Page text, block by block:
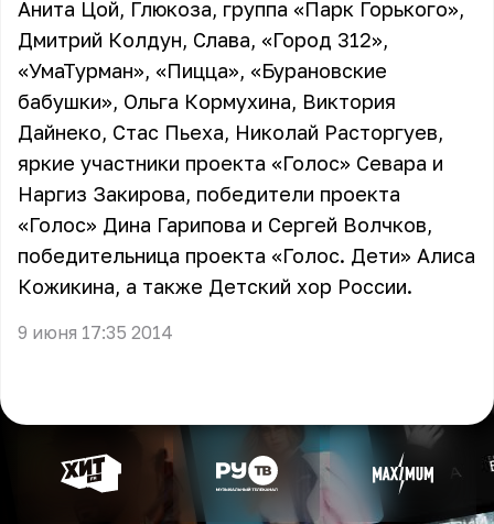
Анита Цой, Глюкоза, группа «Парк Горького»,
Дмитрий Колдун, Слава, «Город 312»,
«УмаТурман», «Пицца», «Бурановские
бабушки», Ольга Кормухина, Виктория
Дайнеко, Стас Пьеха, Николай Расторгуев,
яркие участники проекта «Голос» Севара и
Наргиз Закирова, победители проекта
«Голос» Дина Гарипова и Сергей Волчков,
победительница проекта «Голос. Дети» Алиса
Кожикина, а также Детский хор России.
9 июня 17:35 2014